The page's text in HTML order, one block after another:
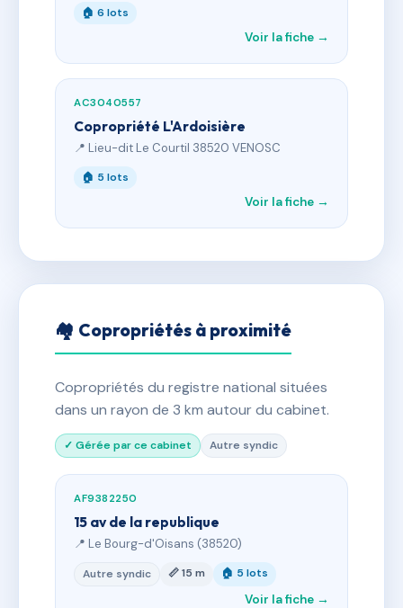
🏠 6 lots
Voir la fiche →
AC3040557
Copropriété L'Ardoisière
📍 Lieu-dit Le Courtil 38520 VENOSC
🏠 5 lots
Voir la fiche →
🏘 Copropriétés à proximité
Copropriétés du registre national situées
dans un rayon de 3 km autour du cabinet.
✓ Gérée par ce cabinet Autre syndic
AF9382250
15 av de la republique
📍 Le Bourg-d'Oisans (38520)
Autre syndic 📏 15 m 🏠 5 lots
Voir la fiche →